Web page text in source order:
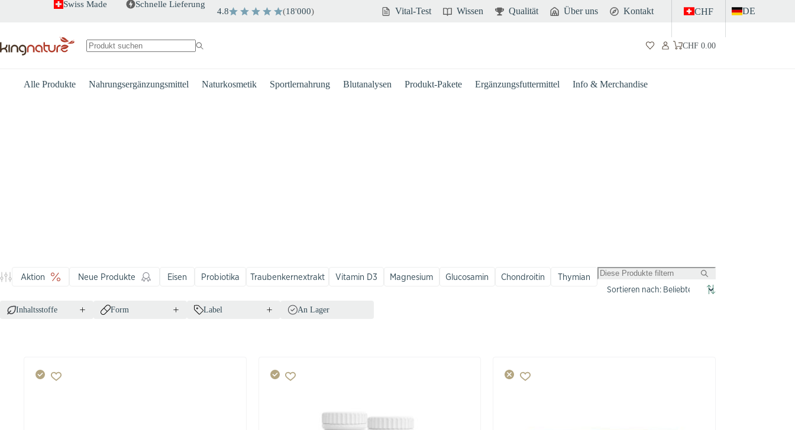
Swiss Made Schnelle Lieferung
4.8 (18'000) Vital-Test Wissen Qualität Über uns Kontakt CHF DE
Warenkorb
CHF0.00
Alle Produkte Nahrungsergänzungsmittel Naturkosmetik Sportlernahrung Blutanalysen Produkt-Pakete Ergänzungsfuttermittel Info & Merchandise
Aktion Neue Produkte Eisen Probiotika Traubenkernextrakt Vitamin D3 Magnesium Glucosamin Chondroitin Thymian
Inhaltsstoffe Form Label An Lager